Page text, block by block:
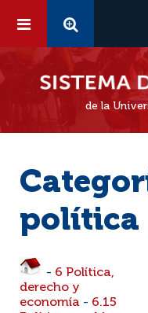
de la
política
- 6 Política,
derecho y
economía - 6.15